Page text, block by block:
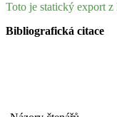
Toto je statický export z
Bibliografická citace